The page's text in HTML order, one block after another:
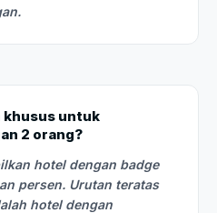
khusus untuk
2 orang?
hotel dengan badge
persen. Urutan teratas
hotel dengan